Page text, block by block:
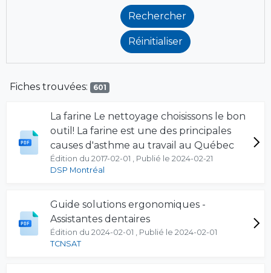
Fiches trouvées: 601
La farine Le nettoyage choisissons le bon
outil! La farine est une des principales
causes d'asthme au travail au Québec
Édition du 2017-02-01 , Publié le 2024-02-21
DSP Montréal
Guide solutions ergonomiques -
Assistantes dentaires
Édition du 2024-02-01 , Publié le 2024-02-01
TCNSAT